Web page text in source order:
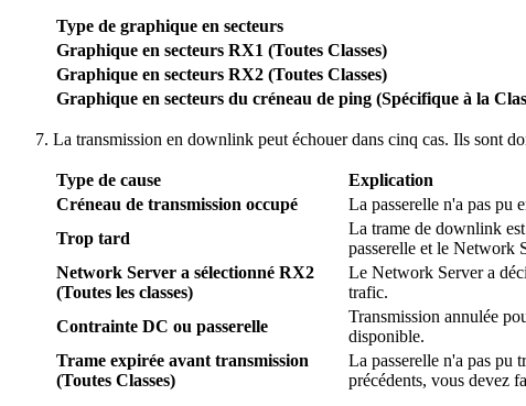
Type de graphique en secteurs
Graphique en secteurs RX1 (Toutes Classes)
Graphique en secteurs RX2 (Toutes Classes)
Graphique en secteurs du créneau de ping (Spécifique à la
La transmission en downlink peut échouer dans cinq cas. Ils sont
Type de cause
Explication
Créneau de transmission occupé
La passerelle n'a pas pu
Trop tard
La trame de downlink
passerelle et le Network
Network Server a sélectionné RX2
(Toutes les classes)
Le Network Server a
trafic.
Contrainte DC ou passerelle
Transmission annulée
disponible.
Trame expirée avant transmission
(Toutes Classes)
La passerelle n'a pas pu
précédents, vous devez